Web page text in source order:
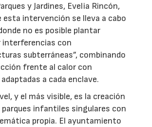
y Jardines, Evelia Rincón,
esta intervención se lleva a cabo
no es posible plantar
interferencias con
subterráneas”, combinando
frente al calor con
a cada enclave.
y el más visible, es la creación
parques infantiles singulares con
propia. El ayuntamiento